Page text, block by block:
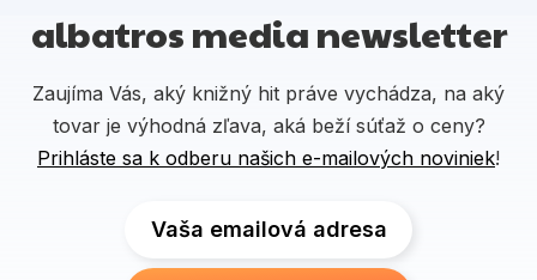
albatros media newsletter
Zaujíma Vás, aký knižný hit práve vychádza, na aký
tovar je výhodná zľava, aká beží súťaž o ceny?
Prihláste sa k odberu našich e-mailových noviniek!
Vaša emailová adresa